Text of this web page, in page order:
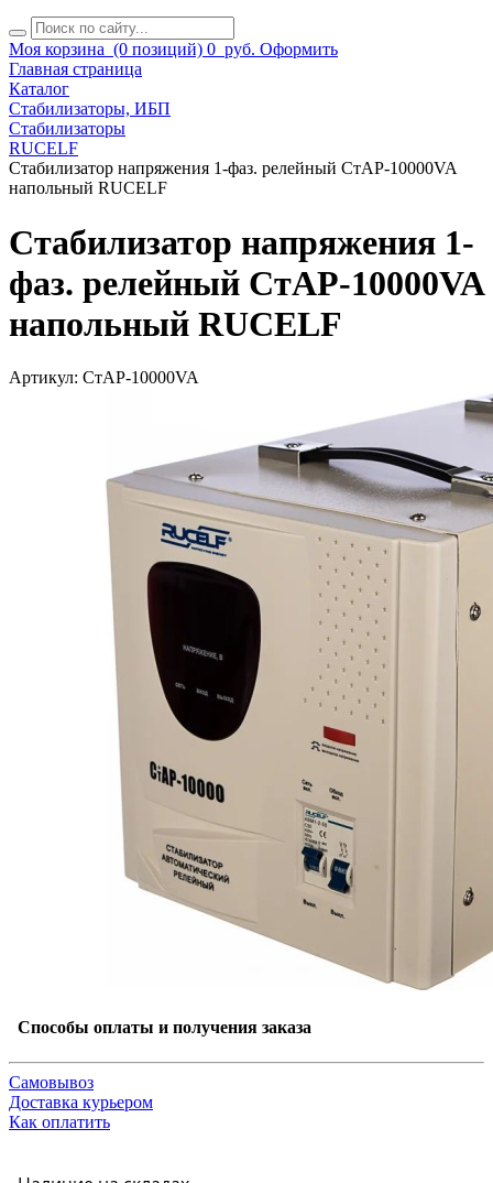
Моя корзина (0 позиций) 0 руб. Оформить
Главная страница
Каталог
Стабилизаторы, ИБП
Стабилизаторы
RUCELF
Стабилизатор напряжения 1-фаз. релейный СтАР-10000VA
напольный RUCELF
Стабилизатор напряжения 1-
фаз. релейный СтАР-10000VA
напольный RUCELF
Артикул: СтАР-10000VA
Способы оплаты и получения заказа
Самовывоз
Доставка курьером
Как оплатить